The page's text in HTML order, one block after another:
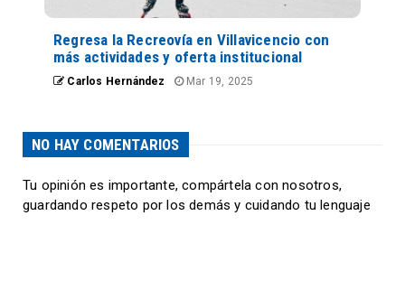
Regresa la Recreovía en Villavicencio con
más actividades y oferta institucional
Carlos Hernández Mar 19, 2025
NO HAY COMENTARIOS
Tu opinión es importante, compártela con nosotros,
guardando respeto por los demás y cuidando tu lenguaje